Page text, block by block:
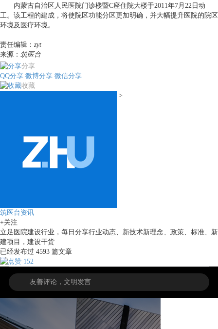
内蒙古自治区人民医院门诊楼暨C座住院大楼于2011年7月22日动
工。该工程的建成，将使院区功能分区更加明确，并大幅提升医院的院区
环境及医疗环境。
责任编辑： zyt
来源： 筑医台
分享
QQ分享 微博分享 微信分享
收藏
>
筑医台资讯
+关注
立足医院建设行业，每日分享行业动态、新技术新理念、政策、标准、新
建项目，建设干货
已经发布过 4593 篇文章
152